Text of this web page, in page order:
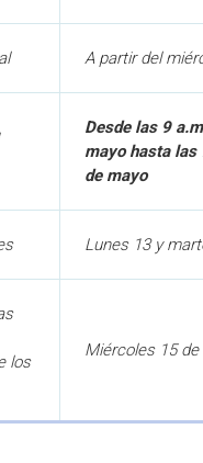
A partir del
Desde las 9
mayo hasta las
de mayo
Lunes 13 y
los
Miércoles 15 de